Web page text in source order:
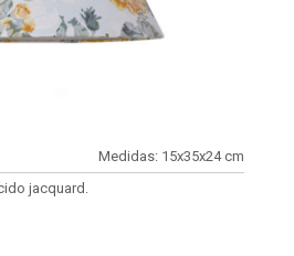
Medidas: 15x35x24 cm
jacquard.